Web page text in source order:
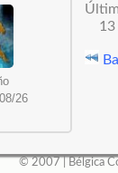
13
© 2007 | Bélgica